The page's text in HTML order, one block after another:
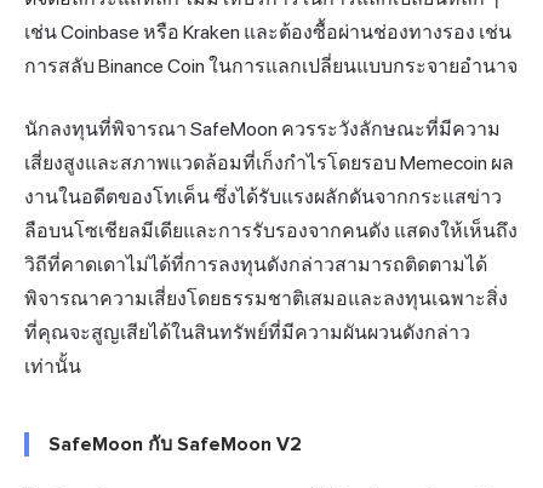
เช่น Coinbase หรือ Kraken และต้องซื้อผ่านช่องทางรอง เช่น
การสลับ Binance Coin ในการแลกเปลี่ยนแบบกระจายอำนาจ
นักลงทุนที่พิจารณา SafeMoon ควรระวังลักษณะที่มีความ
เสี่ยงสูงและสภาพแวดล้อมที่เก็งกำไรโดยรอบ Memecoin ผล
งานในอดีตของโทเค็น ซึ่งได้รับแรงผลักดันจากกระแสข่าว
ลือบนโซเชียลมีเดียและการรับรองจากคนดัง แสดงให้เห็นถึง
วิถีที่คาดเดาไม่ได้ที่การลงทุนดังกล่าวสามารถติดตามได้
พิจารณาความเสี่ยงโดยธรรมชาติเสมอและลงทุนเฉพาะสิ่ง
ที่คุณจะสูญเสียได้ในสินทรัพย์ที่มีความผันผวนดังกล่าว
เท่านั้น
SafeMoon กับ SafeMoon V2